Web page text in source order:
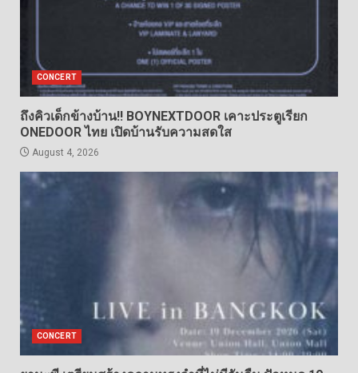
CONCERT
ถึงคิวเด็กข้างบ้าน!! BOYNEXTDOOR เคาะประตูเรียก
ONEDOOR ไทย เปิดบ้านรับความสดใส
August 4, 2026
CONCERT